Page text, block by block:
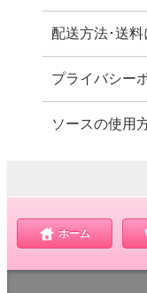
配送方法･送料
プライバシー
ソースの使用
ホーム